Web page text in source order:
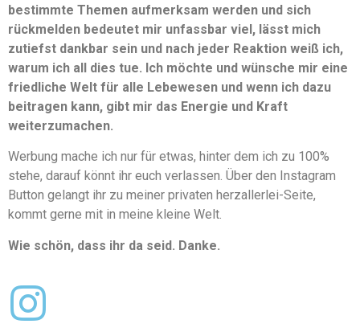
bestimmte Themen aufmerksam werden und sich
rückmelden bedeutet mir unfassbar viel, lässt mich
zutiefst dankbar sein und nach jeder Reaktion weiß ich,
warum ich all dies tue. Ich möchte und wünsche mir eine
friedliche Welt für alle Lebewesen und wenn ich dazu
beitragen kann, gibt mir das Energie und Kraft
weiterzumachen.
Werbung mache ich nur für etwas, hinter dem ich zu 100%
stehe, darauf könnt ihr euch verlassen. Über den Instagram
Button gelangt ihr zu meiner privaten herzallerlei-Seite,
kommt gerne mit in meine kleine Welt.
Wie schön, dass ihr da seid. Danke.